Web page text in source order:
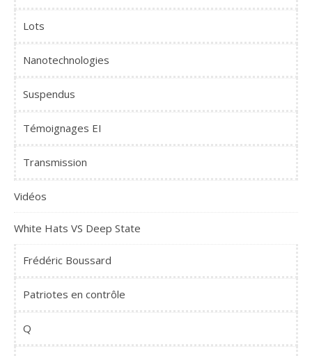
Lots
Nanotechnologies
Suspendus
Témoignages EI
Transmission
Vidéos
White Hats VS Deep State
Frédéric Boussard
Patriotes en contrôle
Q